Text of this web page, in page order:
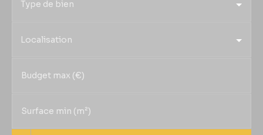
Type de bien
Localisation
Budget max (€)
Surface min (m²)